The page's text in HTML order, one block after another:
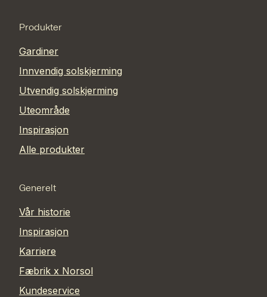
Produkter
Gardiner
Innvendig solskjerming
Utvendig solskjerming
Uteområde
Inspirasjon
Alle produkter
Generelt
Vår historie
Inspirasjon
Karriere
Fæbrik x Norsol
Kundeservice